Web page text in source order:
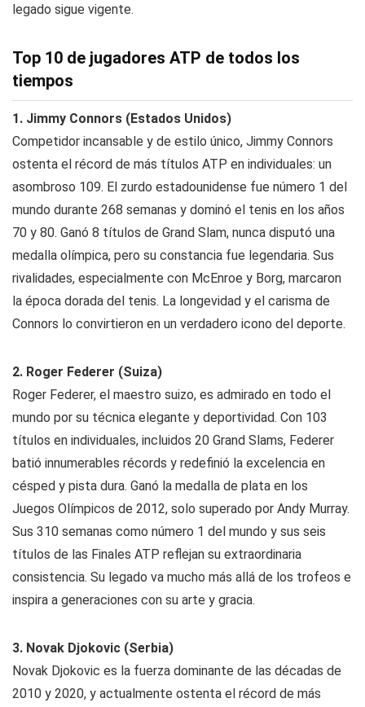
legado sigue vigente.
Top 10 de jugadores ATP de todos los
tiempos
1. Jimmy Connors (Estados Unidos)
Competidor incansable y de estilo único, Jimmy Connors
ostenta el récord de más títulos ATP en individuales: un
asombroso 109. El zurdo estadounidense fue número 1 del
mundo durante 268 semanas y dominó el tenis en los años
70 y 80. Ganó 8 títulos de Grand Slam, nunca disputó una
medalla olímpica, pero su constancia fue legendaria. Sus
rivalidades, especialmente con McEnroe y Borg, marcaron
la época dorada del tenis. La longevidad y el carisma de
Connors lo convirtieron en un verdadero icono del deporte.
2. Roger Federer (Suiza)
Roger Federer, el maestro suizo, es admirado en todo el
mundo por su técnica elegante y deportividad. Con 103
títulos en individuales, incluidos 20 Grand Slams, Federer
batió innumerables récords y redefinió la excelencia en
césped y pista dura. Ganó la medalla de plata en los
Juegos Olímpicos de 2012, solo superado por Andy Murray.
Sus 310 semanas como número 1 del mundo y sus seis
títulos de las Finales ATP reflejan su extraordinaria
consistencia. Su legado va mucho más allá de los trofeos e
inspira a generaciones con su arte y gracia.
3. Novak Djokovic (Serbia)
Novak Djokovic es la fuerza dominante de las décadas de
2010 y 2020, y actualmente ostenta el récord de más